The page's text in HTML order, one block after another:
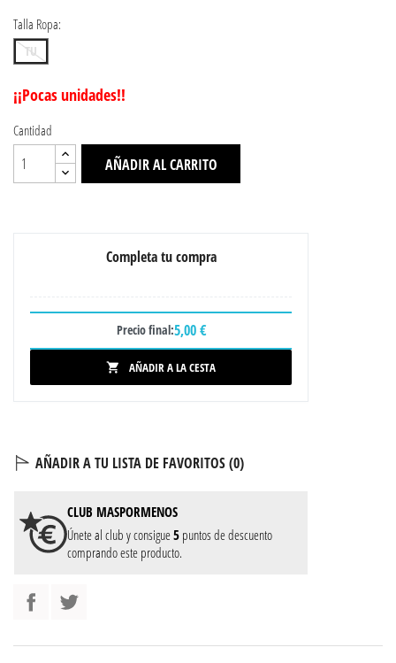
Talla Ropa:
TU
¡¡Pocas unidades!!
Cantidad
AÑADIR AL CARRITO
Completa tu compra
Precio final:5,00 €
 AÑADIR A LA CESTA
AÑADIR A TU LISTA DE FAVORITOS (0)
CLUB MASPORMENOS
Únete al club y consigue5 puntos de descuento
comprando este producto.